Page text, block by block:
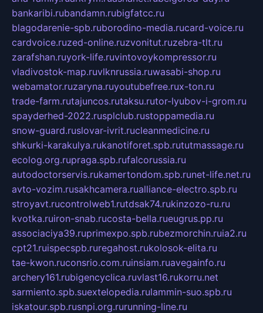
bankaribi.rubandamn.rubigfatcc.ru
blagodarenie-spb.ruborodino-media.rucard-voice.ru
cardvoice.ruzed-online.ruzvonitut.ruzebra-tlt.ru
zarafshan.ruyork-life.ruvintovoykompressor.ru
vladivostok-map.ruvlknrussia.ruwasabi-shop.ru
webamator.ruzaryna.ruyoutubefree.rux-ton.ru
trade-farm.rutajuncos.rutaksu.rutor-lyubov-i-grom.ru
spayderhed-2022.rusplclub.rustoppamedia.ru
snow-guard.ruslovar-ivrit.rucleanmedicine.ru
shkurki-karakulya.rukanotiforet.spb.rututmassage.ru
ecolog.org.rupraga.spb.rufalcorussia.ru
autodoctorservis.rukamertondom.spb.runet-life.net.ru
avto-vozim.rusakhcamera.rualliance-electro.spb.ru
stroyavt.rucontrolweb1.rutdsak74.rukinzozo-ru.ru
kvotka.ruiron-snab.rucosta-bella.rueugrus.pp.ru
associaciya39.ruprimexpo.spb.rubezmorchin.ruia2.ru
cpt21.ruispecspb.ruregahost.rukolosok-elita.ru
tae-kwon.ruconsrio.com.ruinsiam.ruavegainfo.ru
archery161.rubigencyclica.ruvlast16.rukorru.net
sarmiento.spb.suextelopedia.rulammin-suo.spb.ru
iskatour.spb.rusnpi.org.rurunning-line.ru